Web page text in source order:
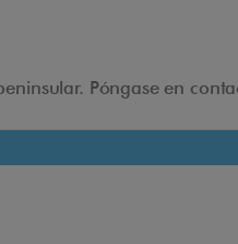
+ Ábrelo completamente
Póngase en